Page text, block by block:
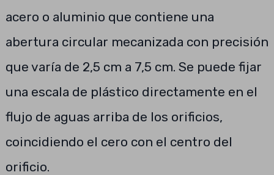
acero o aluminio que contiene una
abertura circular mecanizada con precisión
que varía de 2,5 cm a 7,5 cm. Se puede fijar
una escala de plástico directamente en el
flujo de aguas arriba de los orificios,
coincidiendo el cero con el centro del
orificio.